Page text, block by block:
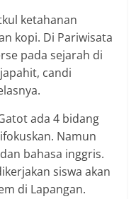
ketahanan
kopi. Di Pariwisata
pada sejarah di
candi
ada 4 bidang
Namun
bahasa inggris.
siswa akan
di Lapangan.